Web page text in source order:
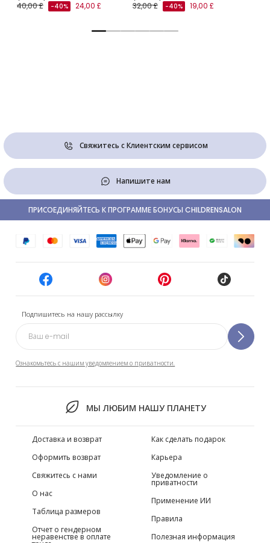
40,00 £
-40% 24,00 £
32,00 £
-40% 19,00 £
Свяжитесь с Клиентским сервисом
Напишите нам
Подпишитесь на нашу рассылку
Ознакомьтесь с нашим уведомлением о приватности.
МЫ ЛЮБИМ НАШУ ПЛАНЕТУ
ПРИСОЕДИНЯЙТЕСЬ К ПРОГРАММЕ БОНУСЫ CHILDRENSALON
Доставка и возврат
Оформить возврат
Свяжитесь с нами
О нас
Таблица размеров
Отчет о гендерном
неравенстве в оплате
Как сделать подарок
Карьера
Уведомление о
приватности
Применение ИИ
Правила
Полезная информация